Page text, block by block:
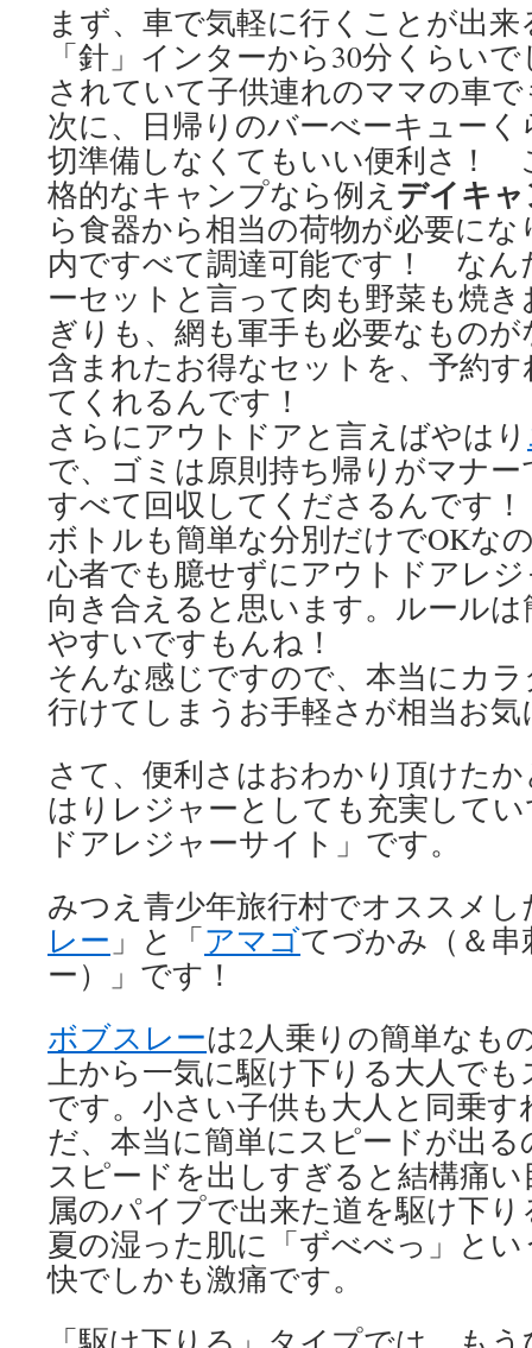
まず、車で気軽に行くことが出
「針」インターから30分くらい
されていて子供連れのママの車
次に、日帰りのバーべーキュー
切準備しなくてもいい便利さ！
格的なキャンプなら例え デイキ
ら食器から相当の荷物が必要に
内ですべて調達可能です！ なん
ーセットと言って肉も野菜も焼
ぎりも、網も軍手も必要なもの
含まれたお得なセットを、予約
てくれるんです！
さらにアウトドアと言えばやはり
で、ゴミは原則持ち帰りがマナ
すべて回収してくださるんです
ボトルも簡単な分別だけでOKな
心者でも臆せずにアウトドアレ
向き合えると思います。ルール
やすいですもんね！
そんな感じですので、本当にカ
行けてしまうお手軽さが相当お
さて、便利さはおわかり頂けた
はりレジャーとしても充実して
ドアレジャーサイト」です。
みつえ青少年旅行村でオススメ
レー 」と「アマゴてづかみ（＆
ー）」です！
ボブスレーは2人乗りの簡単なも
上から一気に駆け下りる大人で
です。小さい子供も大人と同乗
だ、本当に簡単にスピードが出
スピードを出しすぎると結構痛
属のパイプで出来た道を駆け下
夏の湿った肌に「ずべべっ」と
快でしかも激痛です。